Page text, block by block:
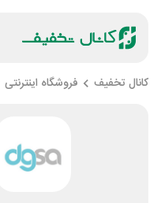
کانال تخفیف فروشگاه اینترنتی